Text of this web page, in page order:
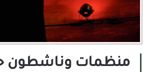
منظمات وناشطون